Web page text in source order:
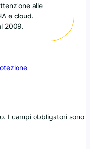
alle
e cloud.
2009.
I campi obbligatori sono